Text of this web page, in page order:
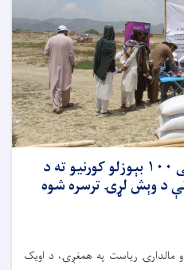
د پکتیکا د اورګون ولسوالی ۱۰۰ بېوزلو کورنیو ته د
د وېش لړۍ ترسره شوه
مالدارۍ ریاست په همغږۍ، د اویک